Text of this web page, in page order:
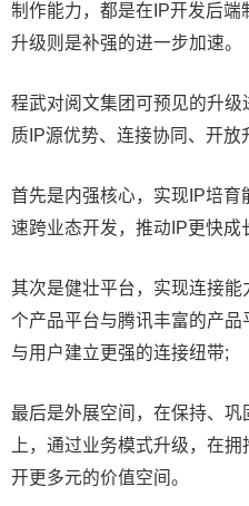
制作能力，都是在IP开发后
升级则是补强的进一步加速。
程武对阅文集团可预见的升
质IP源优势、连接协同、开放
首先是内强核心，实现IP培育
速跨业态开发，推动IP更快成
其次是健壮平台，实现连接
个产品平台与腾讯丰富的产
与用户建立更强的连接纽带;
最后是外展空间，在保持、
上，通过业务模式升级，在
开更多元的价值空间。